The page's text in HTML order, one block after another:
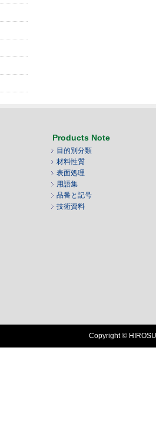
Products Note
目的別分類
材料性質
表面処理
用語集
品番と記号
技術資料
Copyright ©